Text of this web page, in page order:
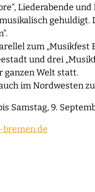
Liederabende
gehuldigt.
zum „Musikfest
und drei
ganzen Welt statt.
im Nordwesten
Samstag, 9.